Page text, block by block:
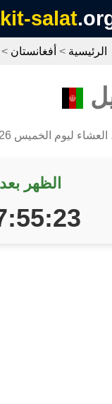
salat
الرئيسية > أفغانستان
ليوم الخميس 06/08/2026
الظهر بعد